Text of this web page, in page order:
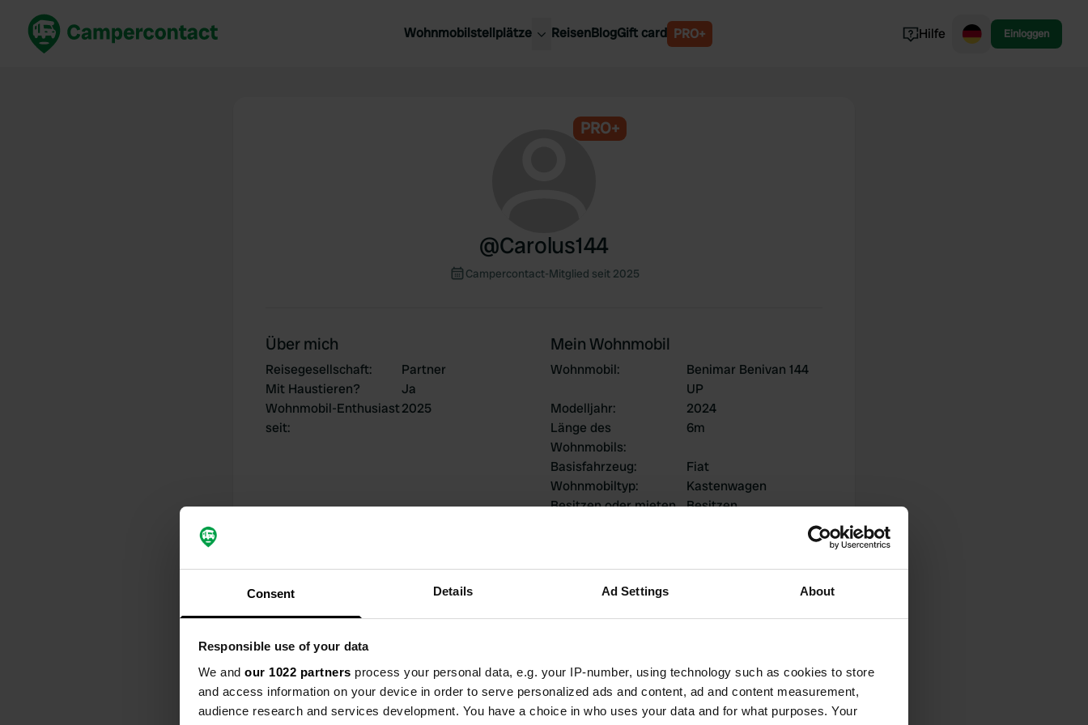
Consent Details Ad Settings About
Responsible use of your data
We and our 1022 partners process your personal data, e.g. your IP-number, using technology such as cookies to store
and access information on your device in order to serve personalized ads and content, ad and content measurement,
audience research and services development. You have a choice in who uses your data and for what purposes. Your
Wohnmobilstellplätze ReisenBlogGift card PRO+ Hilfe Einloggen
PRO+
@Carolus144
Campercontact-Mitglied seit 2025
Über mich
Reisegesellschaft:
Partner
Mit Haustieren?
Ja
Wohnmobil-Enthusiast
seit:
2025
Mein Wohnmobil
Wohnmobil:
Benimar Benivan 144
UP
Modelljahr:
2024
Länge des
Wohnmobils:
6m
Basisfahrzeug:
Fiat
Wohnmobiltyp:
Kastenwagen
Besitzen oder mieten
Besitzen
Meine Beiträge
0
Standorte
1
Bewertungen
0
Änderungen
0
Fotos